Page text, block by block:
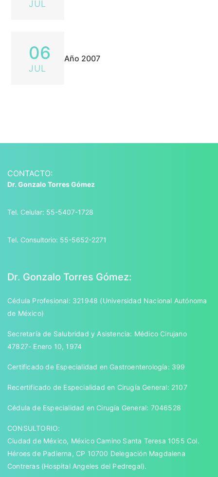
JUL
06
JUL
Año 2007
CONTACTO:
Dr. Gonzalo Torres Gómez
Tel. Celular: 55-5407-1728
Tel. Consultorio: 55-5652-2271
Dr. Gonzalo Torres Gómez:
Cédula Profesional: 321948 (Universidad Nacional Autónoma
de México)
Secretaría de Salubridad y Asistencia: Médico Cirujano
47827- Enero 10, 1974
Certificado de Especialidad en Gastroenterología: 399
Recertificado de Especialidad en Cirugía General: 2107
Cédula de Especialidad en Cirugía General: 7046528
CONSULTORIO:
Ciudad de México, México Camino Santa Teresa 1055 Col.
Héroes de Padierna, CP 10700 Delegación Magdalena
Contreras (Hospital Angeles del Pedregal).